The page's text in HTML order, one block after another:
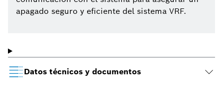
apagado seguro y eficiente del sistema VRF.
Datos técnicos y documentos